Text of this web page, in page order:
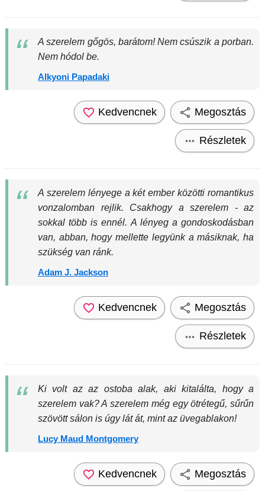
A szerelem gőgös, barátom! Nem csúszik a porban.
Nem hódol be.
Alkyoni Papadaki
Kedvencnek Megosztás
Részletek
A szerelem lényege a két ember közötti romantikus
vonzalomban rejlik. Csakhogy a szerelem - az
sokkal több is ennél. A lényeg a gondoskodásban
van, abban, hogy mellette legyünk a másiknak, ha
szükség van ránk.
Adam J. Jackson
Kedvencnek Megosztás
Részletek
Ki volt az az ostoba alak, aki kitalálta, hogy a
szerelem vak? A szerelem még egy ötrétegű, sűrűn
szövött sálon is úgy lát át, mint az üvegablakon!
Lucy Maud Montgomery
Kedvencnek Megosztás